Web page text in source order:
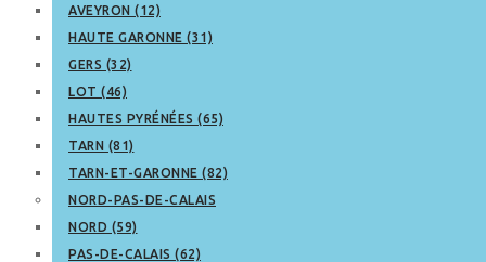
AVEYRON (12)
HAUTE GARONNE (31)
GERS (32)
LOT (46)
HAUTES PYRÉNÉES (65)
TARN (81)
TARN-ET-GARONNE (82)
NORD-PAS-DE-CALAIS
NORD (59)
PAS-DE-CALAIS (62)